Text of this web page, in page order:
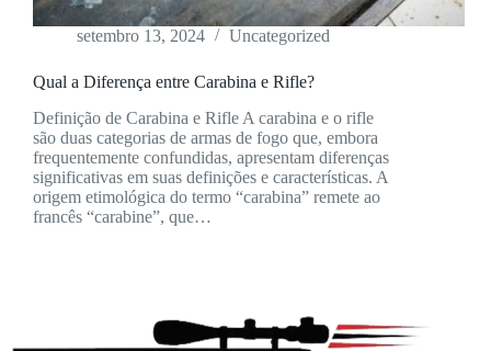
setembro 13, 2024 Uncategorized
Qual a Diferença entre Carabina e Rifle?
Definição de Carabina e Rifle A carabina e o rifle
são duas categorias de armas de fogo que, embora
frequentemente confundidas, apresentam diferenças
significativas em suas definições e características. A
origem etimológica do termo “carabina” remete ao
francês “carabine”, que…